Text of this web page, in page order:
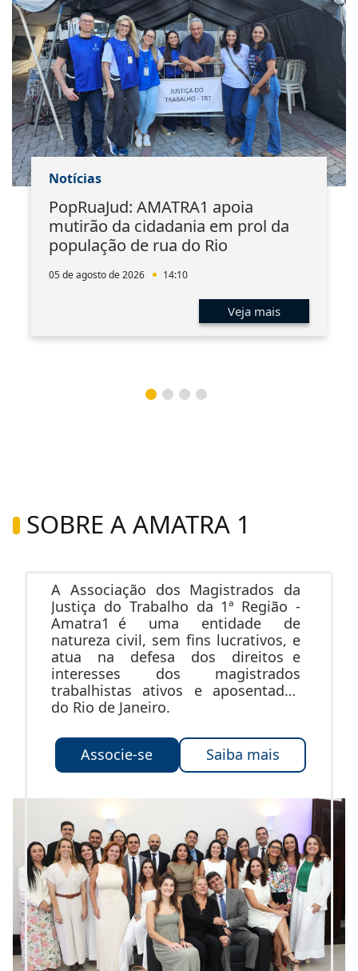
Notícias
PopRuaJud: AMATRA1 apoia
mutirão da cidadania em prol da
população de rua do Rio
05 de agosto de 2026 14:10
Veja mais
SOBRE A AMATRA 1
A Associação dos Magistrados da
Justiça do Trabalho da 1ª Região -
Amatra1 é uma entidade de
natureza civil, sem fins lucrativos, e
atua na defesa dos direitos e
interesses dos magistrados
trabalhistas ativos e aposentados
do Rio de Janeiro.
Associe-se Saiba mais